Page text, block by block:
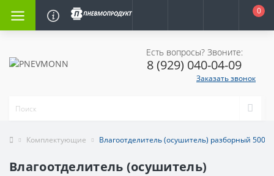
0
Есть вопросы? Звоните:
8 (929) 040-04-09
Заказать звонок
Комплектующие Влагоотделитель (осушитель) разборный 500
Влагоотделитель (осушитель)